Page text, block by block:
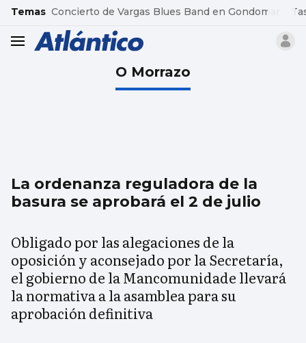
common.go-to-content
Temas Concierto de Vargas Blues Band en Gondomar
header.menu.open
O Morrazo
La ordenanza reguladora de la
basura se aprobará el 2 de julio
Obligado por las alegaciones de la
oposición y aconsejado por la Secretaría,
el gobierno de la Mancomunidade llevará
la normativa a la asamblea para su
aprobación definitiva